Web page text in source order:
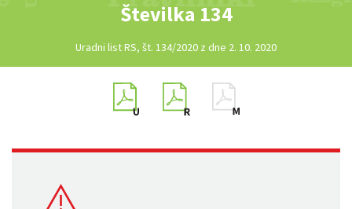
Številka 134
Uradni list RS, št. 134/2020 z dne 2. 10. 2020